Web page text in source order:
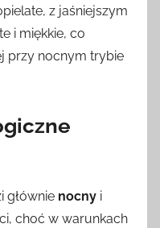
z jaśniejszym
i miękkie, co
przy nocnym trybie
głównie nocny i
choć w warunkach